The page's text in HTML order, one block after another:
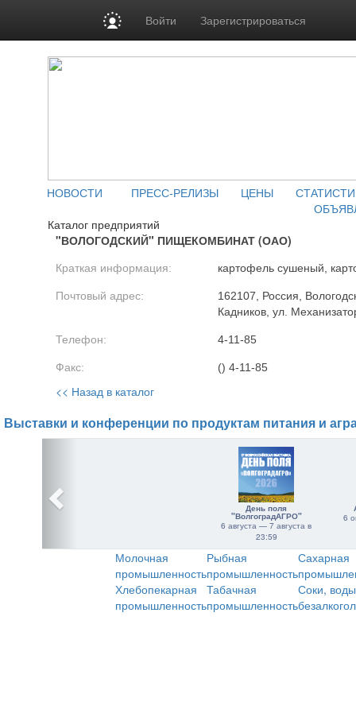
Войти Зарегистрироваться
НОВОСТИ ПРЕСС-РЕЛИЗЫ ЦЕНЫ
Каталог предприятий
"ВОЛОГОДСКИЙ" ПИЩЕКОМБИНАТ (ОАО)
Краткая информация: картофель сушеный,
Почтовый адрес:
162107, Россия,
Кадников, ул.
Телефон: 4-11-85
Факс: () 4-11-85
<< Назад в каталог
Выставки и конференции по продуктам питания и
День поля
"ВолгоградАГРО"
6 августа — 7 августа в
23:59
6
Молочная
промышленность
Рыбная
промышленность
Сахарная
Хлебопекарная
промышленность
Табачная
промышленность
Соки,